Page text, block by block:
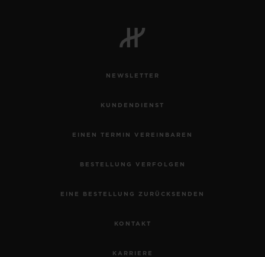
NEWSLETTER
KUNDENDIENST
EINEN TERMIN VEREINBAREN
BESTELLUNG VERFOLGEN
EINE BESTELLUNG ZURÜCKSENDEN
KONTAKT
KARRIERE